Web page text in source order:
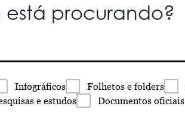
procurando?
Infográficos Folhetos e folders
e estudos Documentos oficiais